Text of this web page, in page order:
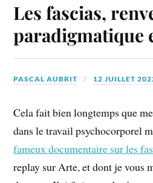
Les fascias,
paradigmatique
PASCAL AUBRIT 12 JUILLET
Cela fait bien longtemps que
dans le travail psychocorporel
fameux documentaire sur les
replay sur Arte, et dont je vous